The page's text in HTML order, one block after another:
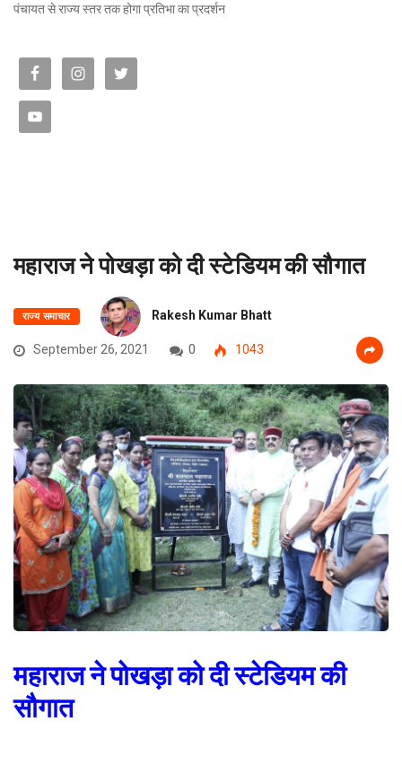
पंचायत से राज्य स्तर तक होगा प्रतिभा का प्रदर्शन
महाराज ने पोखड़ा को दी स्टेडियम की सौगात
राज्य समाचार Rakesh Kumar Bhatt
September 26, 2021 0 1043
महाराज ने पोखड़ा को दी स्टेडियम की
सौगात